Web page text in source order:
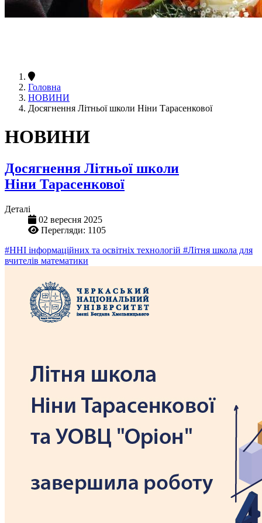
Головна
НОВИНИ
Досягнення Літньої школи Ніни Тарасенкової
НОВИНИ
Досягнення Літньої школи
Ніни Тарасенкової
Деталі
02 вересня 2025
Перегляди: 1105
#ННІ інформаційних та освітніх технологій #Літня школа для
вчителів математики